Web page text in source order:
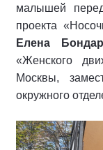
малышей
проекта
Елена
«Женского
Москвы,
окружного